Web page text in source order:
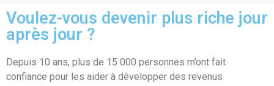
ce
b
o
o
ail at
s
A
p
ta
er
Voulez-vous devenir plus riche jour
après jour ?
Depuis 10 ans, plus de 15 000 personnes m’ont fait
confiance pour les aider à développer des revenus